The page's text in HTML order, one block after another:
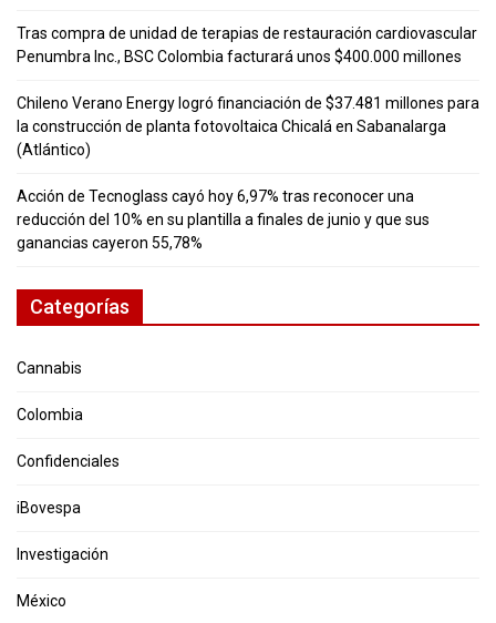
Tras compra de unidad de terapias de restauración cardiovascular
Penumbra Inc., BSC Colombia facturará unos $400.000 millones
Chileno Verano Energy logró financiación de $37.481 millones para
la construcción de planta fotovoltaica Chicalá en Sabanalarga
(Atlántico)
Acción de Tecnoglass cayó hoy 6,97% tras reconocer una
reducción del 10% en su plantilla a finales de junio y que sus
ganancias cayeron 55,78%
Categorías
Cannabis
Colombia
Confidenciales
iBovespa
Investigación
México